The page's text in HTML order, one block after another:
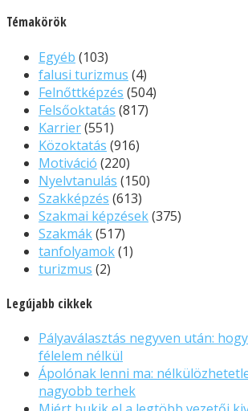
Témakörök
Egyéb (103)
falusi turizmus (4)
Felnőttképzés (504)
Felsőoktatás (817)
Karrier(551)
Közoktatás (916)
Motiváció (220)
Nyelvtanulás (150)
Szakképzés (613)
Szakmai képzések(375)
Szakmák(517)
tanfolyamok(1)
turizmus (2)
Legújabb cikkek
Pályaválasztás negyven után:
félelem nélkül
Ápolónak lenni ma:
nagyobb terhek